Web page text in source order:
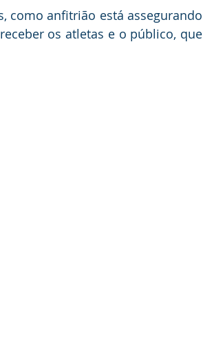
como anfitrião está assegurando
os atletas e o público, que